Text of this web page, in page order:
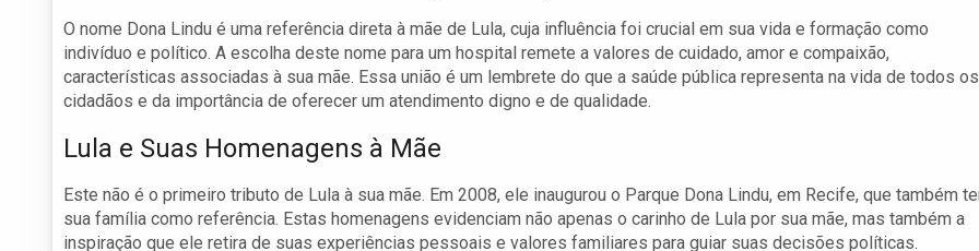
O nome Dona Lindu é uma referência direta à mãe de Lula, cuja influência foi crucial em sua vida e formação como
indivíduo e político. A escolha deste nome para um hospital remete a valores de cuidado, amor e compaixão,
características associadas à sua mãe. Essa união é um lembrete do que a saúde pública representa na vida de todos os
cidadãos e da importância de oferecer um atendimento digno e de qualidade.
Lula e Suas Homenagens à Mãe
Este não é o primeiro tributo de Lula à sua mãe. Em 2008, ele inaugurou o Parque Dona Lindu, em Recife, que também
sua família como referência. Estas homenagens evidenciam não apenas o carinho de Lula por sua mãe, mas também a
inspiração que ele retira de suas experiências pessoais e valores familiares para guiar suas decisões políticas.